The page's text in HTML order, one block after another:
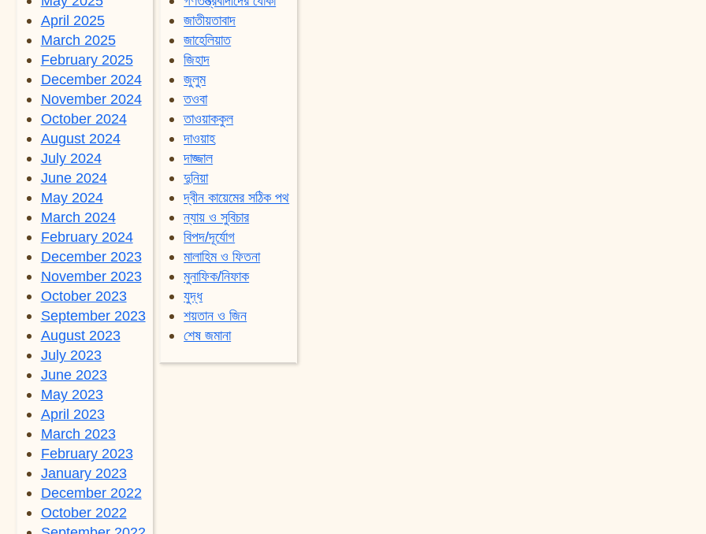
April 2025
March 2025
February 2025
December 2024
November 2024
October 2024
August 2024
July 2024
June 2024
May 2024
March 2024
February 2024
December 2023
November 2023
October 2023
September 2023
August 2023
July 2023
June 2023
May 2023
April 2023
March 2023
February 2023
January 2023
December 2022
October 2022
জাতীয়তাবাদ
জাহেলিয়াত
জিহাদ
জুলুম
তওবা
তাওয়াককুল
দাওয়াহ
দাজ্জাল
দুনিয়া
দ্বীন কায়েমের সঠিক পথ
ন্যায় ও সুবিচার
বিপদ/দূর্যোগ
মালাহিম ও ফিতনা
মুনাফিক/নিফাক
যুদ্ধ
শয়তান ও জিন
শেষ জমানা